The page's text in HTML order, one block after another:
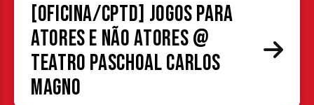
[OFICINA/CPTD] Jogos para
atores e não atores @
Teatro Paschoal Carlos
Magno